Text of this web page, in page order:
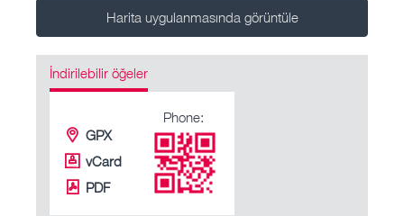
Harita uygulanmasında görüntüle
İndirilebilir öğeler
GPX
vCard
PDF
Phone: